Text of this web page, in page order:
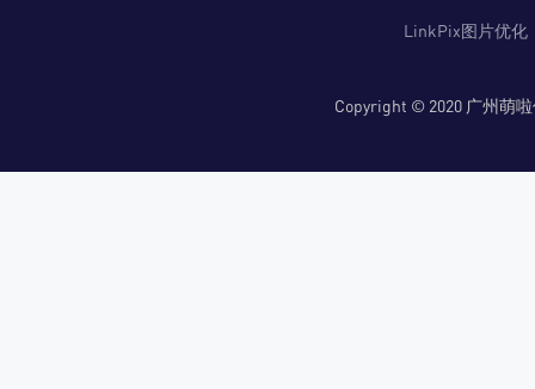
LinkPix图片优化
Copyright © 2020 广州萌